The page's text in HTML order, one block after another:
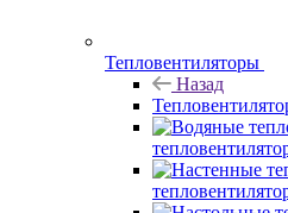
Тепловентиляторы
Назад